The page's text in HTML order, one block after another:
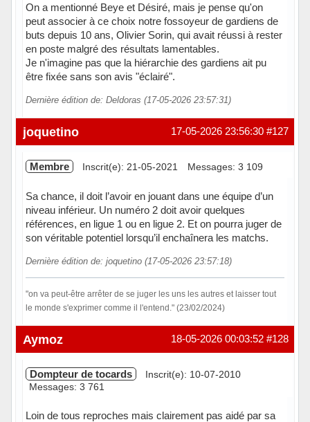
On a mentionné Beye et Désiré, mais je pense qu'on
peut associer à ce choix notre fossoyeur de gardiens de
buts depuis 10 ans, Olivier Sorin, qui avait réussi à rester
en poste malgré des résultats lamentables.
Je n'imagine pas que la hiérarchie des gardiens ait pu
être fixée sans son avis "éclairé".
Dernière édition de: Deldoras (17-05-2026 23:57:31)
Hors ligne #127
17-05-2026 23:56:30
joquetino
Membre Inscrit(e): 21-05-2021 Messages: 3 109
Sa chance, il doit l’avoir en jouant dans une équipe d’un
niveau inférieur. Un numéro 2 doit avoir quelques
références, en ligue 1 ou en ligue 2. Et on pourra juger de
son véritable potentiel lorsqu’il enchaînera les matchs.
Dernière édition de: joquetino (17-05-2026 23:57:18)
"on va peut-être arrêter de se juger les uns les autres et laisser tout
le monde s'exprimer comme il l'entend." (23/02/2024)
Hors ligne #128
18-05-2026 00:03:52
Aymoz
Dompteur de tocards
Inscrit(e): 10-07-2010
Messages: 3 761
Loin de tous reproches mais clairement pas aidé par sa